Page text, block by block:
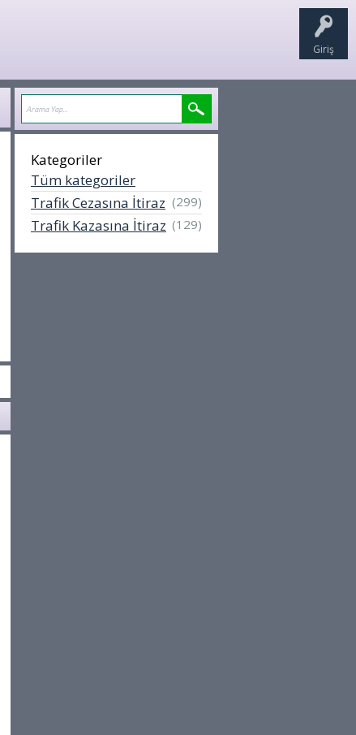
Giriş
Kategoriler
Tüm kategoriler
Trafik Cezasına İtiraz (299)
Trafik Kazasına İtiraz (129)